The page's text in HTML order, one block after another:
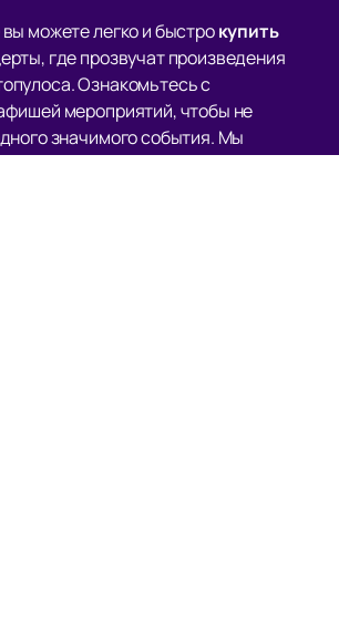
можете легко и быстрокупить
где прозвучат произведения
Ознакомьтесь с
мероприятий, чтобы не
значимого события. Мы
сервис покупки билетов, чтобы